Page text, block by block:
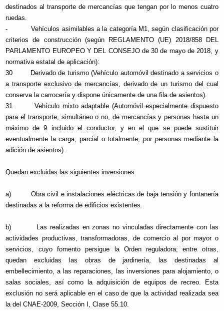
destinados al transporte de mercancías que tengan por lo menos cuatro
ruedas.
- Vehículos asimilables a la categoría M1, según clasificación por
criterios de construcción (según REGLAMENTO (UE) 2018/858 DEL
PARLAMENTO EUROPEO Y DEL CONSEJO de 30 de mayo de 2018, y
normativa estatal de aplicación):
30 Derivado de turismo (Vehículo automóvil destinado a servicios o
a transporte exclusivo de mercancías, derivado de un turismo del cual
conserva la carrocería y dispone únicamente de una fila de asientos).
31 Vehículo mixto adaptable (Automóvil especialmente dispuesto
para el transporte, simultáneo o no, de mercancías y personas hasta un
máximo de 9 incluido el conductor, y en el que se puede sustituir
eventualmente la carga, parcial o totalmente, por personas mediante la
adición de asientos).
Quedan excluidas las siguientes inversiones:
a) Obra civil e instalaciones eléctricas de baja tensión y fontanería
destinadas a la reforma de edificios existentes.
b) Las realizadas en zonas no vinculadas directamente con las
actividades productivas, transformadoras, de comercio al por mayor o
servicios, cuyo fomento persigue la Orden reguladora; entre otras,
quedan excluidas las obras de jardinería, las destinadas al
embellecimiento, a las reparaciones, las inversiones para alojamiento, o
salas sociales, así como la adquisición de equipos de recreo. Esta
exclusión no será aplicable en el caso de que la actividad realizada sea
la del CNAE-2009, Sección I, Clase 55.10.